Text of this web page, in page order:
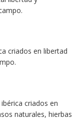
criados en libertad
criados en
naturales, hierbas